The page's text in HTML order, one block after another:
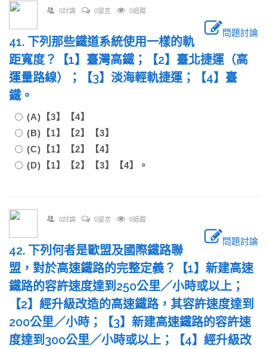
0討論 0留言 0追蹤
問題討論
41. 下列那些鐵道系統使用一樣的軌
距寬度？【1】臺灣高鐵；【2】臺北捷運（高
運量路線）；【3】淡海輕軌捷運；【4】臺
鐵。
(A)【3】【4】
(B)【1】【2】【3】
(C)【1】【2】【4】
(D)【1】【2】【3】【4】。
0討論 0留言 0追蹤
問題討論
42. 下列何者是歐盟及國際鐵路聯
盟，對於高速鐵路的完整定義？【1】新建高速
鐵路的容許速度達到250公里／小時或以上；
【2】經升級改造的高速鐵路，其容許速度達到
200公里／小時；【3】新建高速鐵路的容許速
度達到300公里／小時或以上；【4】經升級改